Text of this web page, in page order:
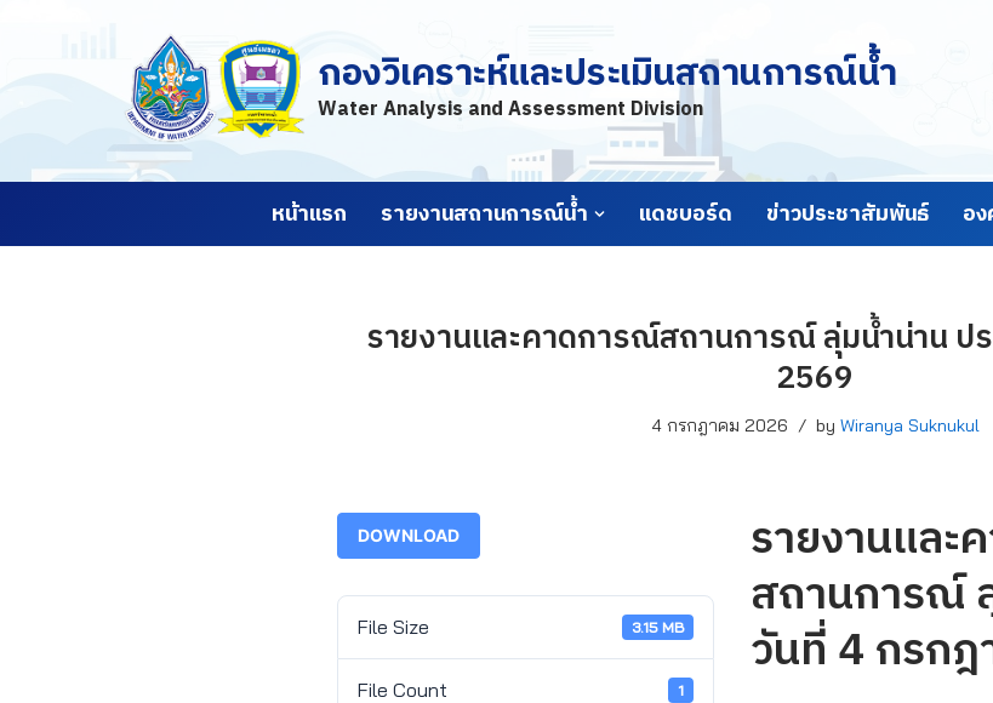
กองวิเคราะห์และประเมินสถานการณ์น้ำ
Water Analysis and Assessment Division
หน้าแรก รายงานสถานการณ์น้ำ แดชบอร์ด ข่าวประชาสัมพันธ์ อ
รายงานและคาดการณ์สถานการณ์ ลุ่มน้ำน่าน ป
2569
4 กรกฎาคม 2026 by Wiranya Suknukul
DOWNLOAD
File Size 3.15 MB
File Count 1
รายงานและ
สถานการณ์
วันที่ 4 กรก